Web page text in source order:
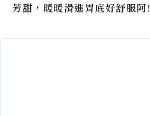
芳甜，暖暖滑進胃底好舒服阿!